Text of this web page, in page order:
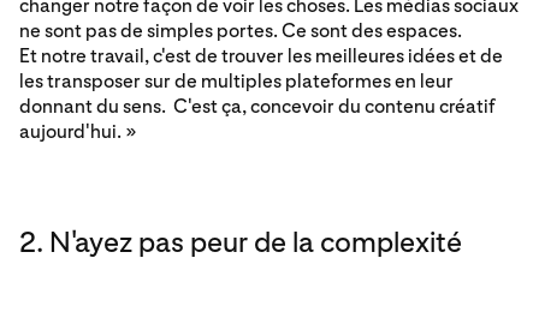
changer notre façon de voir les choses. Les médias sociaux
ne sont pas de simples portes. Ce sont des espaces.
Et notre travail, c'est de trouver les meilleures idées et de
les transposer sur de multiples plateformes en leur
donnant du sens. C'est ça, concevoir du contenu créatif
aujourd'hui. »
2. N'ayez pas peur de la complexité